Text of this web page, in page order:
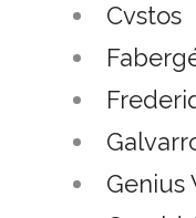
Cvstos
Genius